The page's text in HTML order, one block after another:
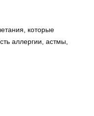
которые
аллергии, астмы,